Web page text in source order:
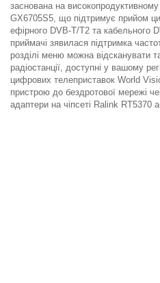
заснована на
GX6705S5, що підтримує прийом
ефірного DVB-T/T2 та кабельного
приймачі зявилася підтримка
розділі меню можна відсканувати
радіостанції, доступні у вашому
цифрових телеприставок World
пристрою до бездротової мережі
адаптери на чіпсеті Ralink RT5370